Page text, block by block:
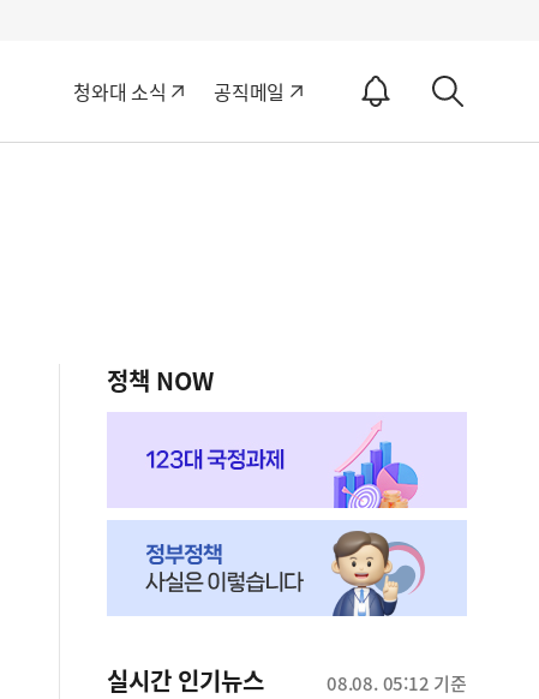
청와대 소식 공직메일
알
ON
세
정책 NOW
실시간 인기뉴스 08.08. 05:12 기준